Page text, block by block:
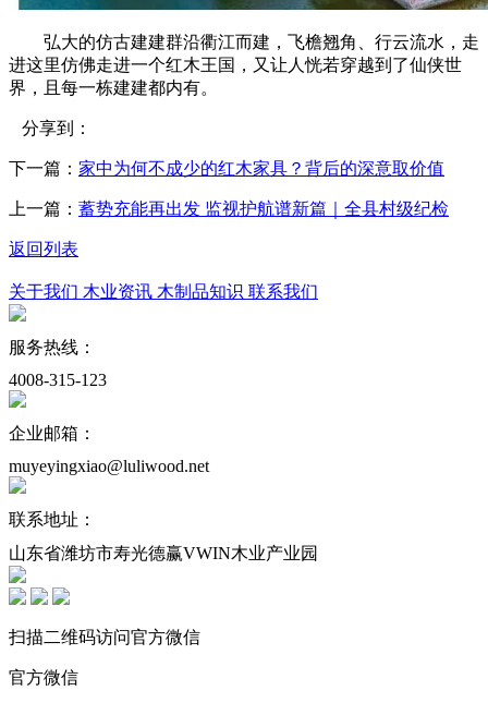
弘大的仿古建建群沿衢江而建，飞檐翘角、行云流水，走
进这里仿佛走进一个红木王国，又让人恍若穿越到了仙侠世
界，且每一栋建建都内有。
分享到：
下一篇： 家中为何不成少的红木家具？背后的深意取价值
上一篇： 蓄势充能再出发 监视护航谱新篇｜全县村级纪检
返回列表
关于我们 木业资讯 木制品知识 联系我们
服务热线：
4008-315-123
企业邮箱：
muyeyingxiao@luliwood.net
联系地址：
山东省潍坊市寿光德赢VWIN木业产业园
扫描二维码访问官方微信
官方微信